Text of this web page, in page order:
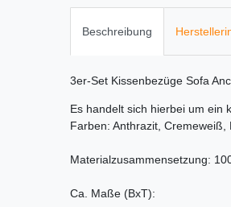
Beschreibung
3er-Set Kissenbezüge Sofa
Es handelt sich hierbei um ein
Farben: Anthrazit, Cremeweiß,
Materialzusammensetzung:
Ca. Maße (BxT):